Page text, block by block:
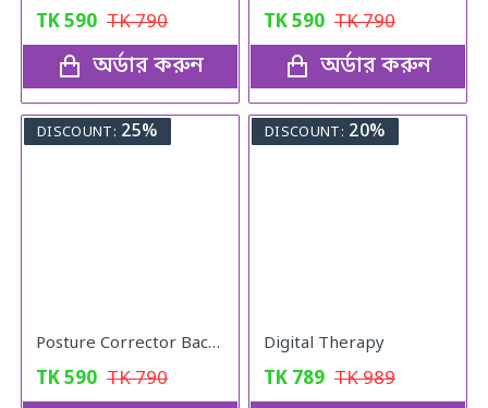
TK590 TK790
অর্ডার করুন
TK590 TK790
অর্ডার করুন
DISCOUNT: 25%
Posture Corrector Back Adjustable Posture
TK590 TK790
DISCOUNT: 20%
Digital Therapy
TK 789 TK989